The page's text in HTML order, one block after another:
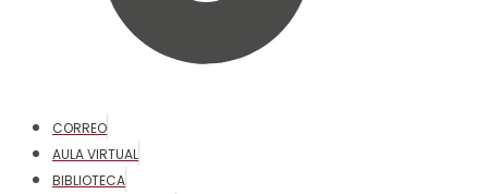
CORREO
AULA VIRTUAL
BIBLIOTECA